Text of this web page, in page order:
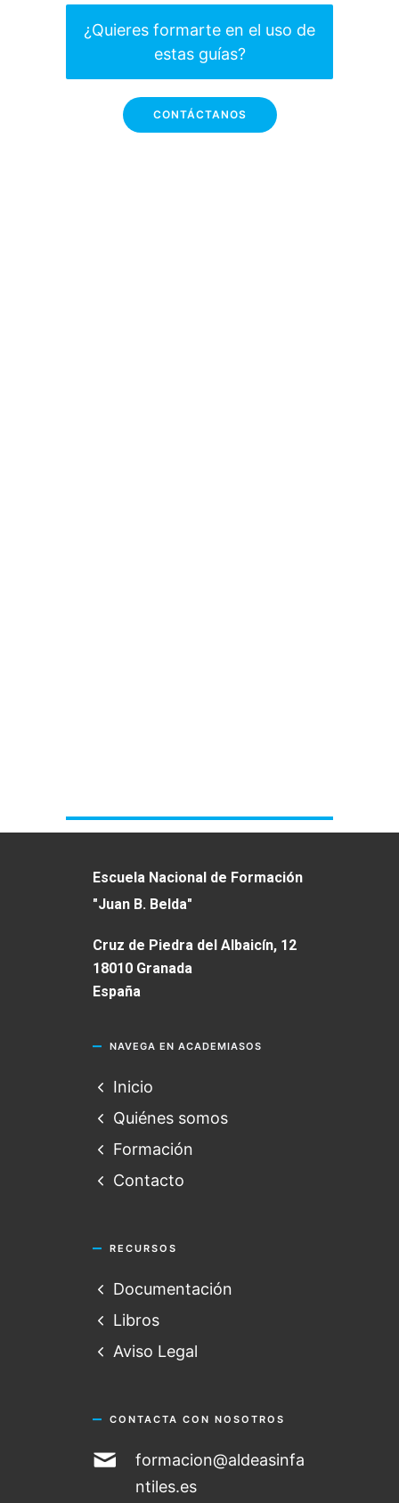
¿Quieres formarte en el uso de
estas guías?
CONTÁCTANOS
Escuela Nacional de Formación
"Juan B. Belda"
Cruz de Piedra del Albaicín, 12
18010 Granada
España
NAVEGA EN ACADEMIASOS
Inicio
Quiénes somos
Formación
Contacto
RECURSOS
Documentación
Libros
Aviso Legal
CONTACTA CON NOSOTROS
formacion@aldeasinfa
ntiles.es